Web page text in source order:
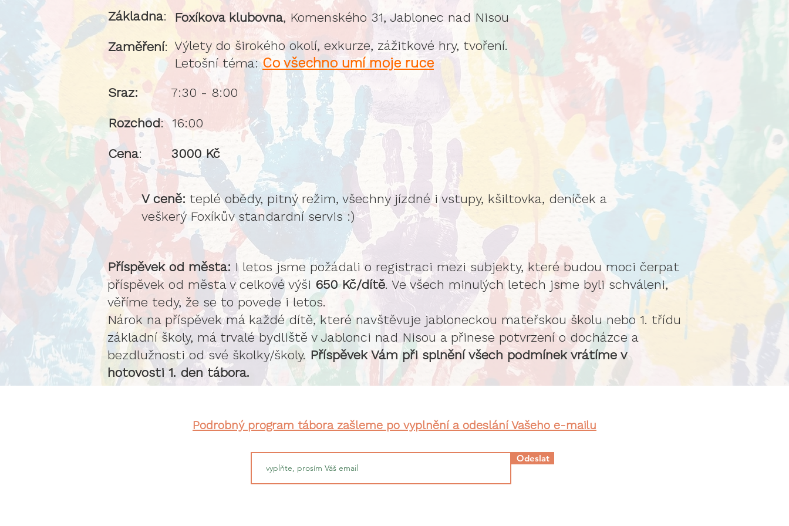
Základna:
Zaměření:
Sraz: 7:30 - 8:00
Rozchod: 16:00
Cena: 3000 Kč
Foxíkova klubovna, Komenského 31, Jablonec nad Nisou
Výlety do širokého okolí, exkurze, zážitkové hry, tvoření.
Letošní téma:Co všechno umí moje ruce
V ceně: teplé obědy, pitný režim, všechny jízdné i vstupy, kšiltovka, deníček a
veškerý Foxíkův standardní servis :)
Příspěvek od města: I letos jsme požádali o registraci mezi subjekty, které budou moci čerpat
příspěvek od města v celkové výši 650 Kč/dítě. Ve všech minulých letech jsme byli schváleni,
věříme tedy, že se to povede i letos.
Nárok na příspěvek má každé dítě, které navštěvuje jabloneckou mateřskou školu nebo 1. třídu
základní školy, má trvalé bydliště v Jablonci nad Nisou a přinese potvrzení o docházce a
bezdlužnosti od své školky/školy. Příspěvek Vám při splnění všech podmínek vrátíme v
hotovosti 1. den tábora.
Podrobný program tábora zašleme po vyplnění a odeslání Vašeho e-mailu
Odeslat